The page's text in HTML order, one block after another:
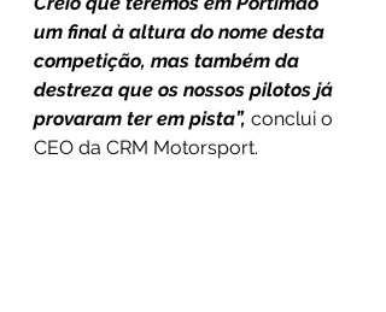
um final à altura do nome desta
competição, mas também da
destreza que os nossos pilotos já
provaram ter em pista”, conclui o
CEO da CRM Motorsport.